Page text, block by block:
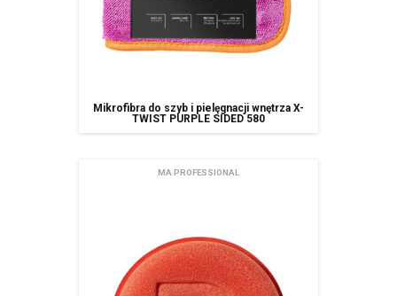
Mikrofibra do szyb i pielęgnacji wnętrza X-
TWIST PURPLE SIDED 580
MA PROFESSIONAL